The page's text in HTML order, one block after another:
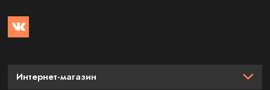
Интернет-магазин